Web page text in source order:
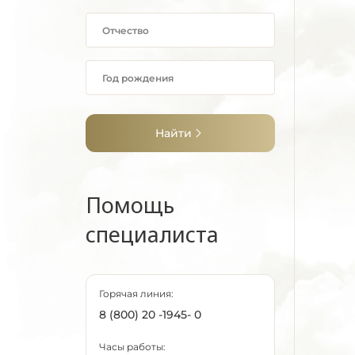
Найти
Помощь
специалиста
Горячая линия:
8 (800) 20 -1945- 0
Часы работы: